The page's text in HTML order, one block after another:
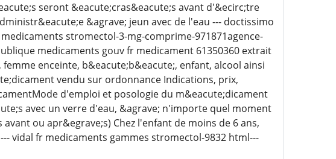
seront &eacute;cras&eacute;s avant d'&ecirc;tre
&agrave; jeun avec de l'eau --- doctissimo
stromectol-3-mg-comprime-971871agence-
medicaments gouv fr medicament 61350360 extrait
femme enceinte, b&eacute;b&eacute;, enfant, alcool ainsi
vendu sur ordonnance Indications, prix,
d'emploi et posologie du m&eacute;dicament
avec un verre d'eau, &agrave; n'importe quel moment
ou apr&egrave;s) Chez l'enfant de moins de 6 ans,
vidal fr medicaments gammes stromectol-9832 html---